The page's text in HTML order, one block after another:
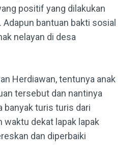
positif yang dilakukan
Adapun bantuan bakti sosial
nelayan di desa
Herdiawan, tentunya anak
tersebut dan nantinya
banyak turis turis dari
dekat lapak lapak
dan diperbaiki